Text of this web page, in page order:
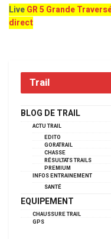
LiveGR 5 Grande
direct
Trail
BLOG DE TRAIL
ACTU TRAIL
EDITO
GORATRAIL
CHASSE
RÉSULTATS TRAILS
PREMIUM
INFOS ENTRAINEMENT
SANTÉ
EQUIPEMENT
CHAUSSURE TRAIL
GPS